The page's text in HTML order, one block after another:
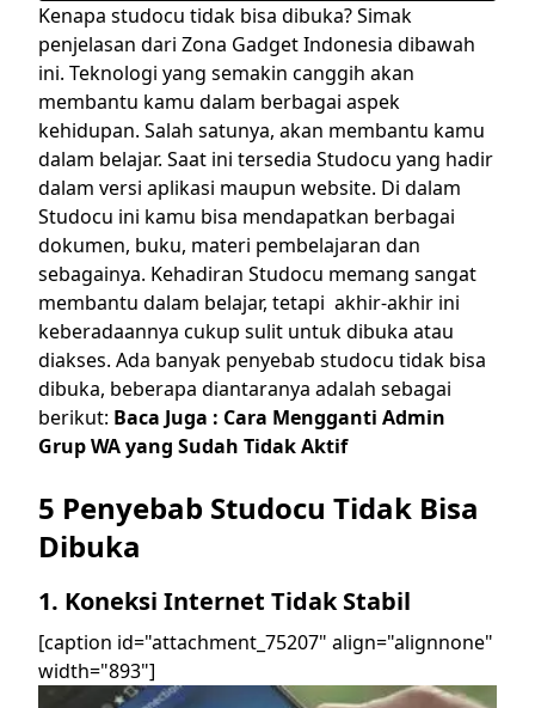
Kenapa studocu tidak bisa dibuka? Simak
penjelasan dari Zona Gadget Indonesia dibawah
ini. Teknologi yang semakin canggih akan
membantu kamu dalam berbagai aspek
kehidupan. Salah satunya, akan membantu kamu
dalam belajar. Saat ini tersedia Studocu yang hadir
dalam versi aplikasi maupun website. Di dalam
Studocu ini kamu bisa mendapatkan berbagai
dokumen, buku, materi pembelajaran dan
sebagainya. Kehadiran Studocu memang sangat
membantu dalam belajar, tetapi akhir-akhir ini
keberadaannya cukup sulit untuk dibuka atau
diakses. Ada banyak penyebab studocu tidak bisa
dibuka, beberapa diantaranya adalah sebagai
berikut: Baca Juga : Cara Mengganti Admin
Grup WA yang Sudah Tidak Aktif
5 Penyebab Studocu Tidak Bisa
Dibuka
1. Koneksi Internet Tidak Stabil
[caption id="attachment_75207" align="alignnone"
width="893"]